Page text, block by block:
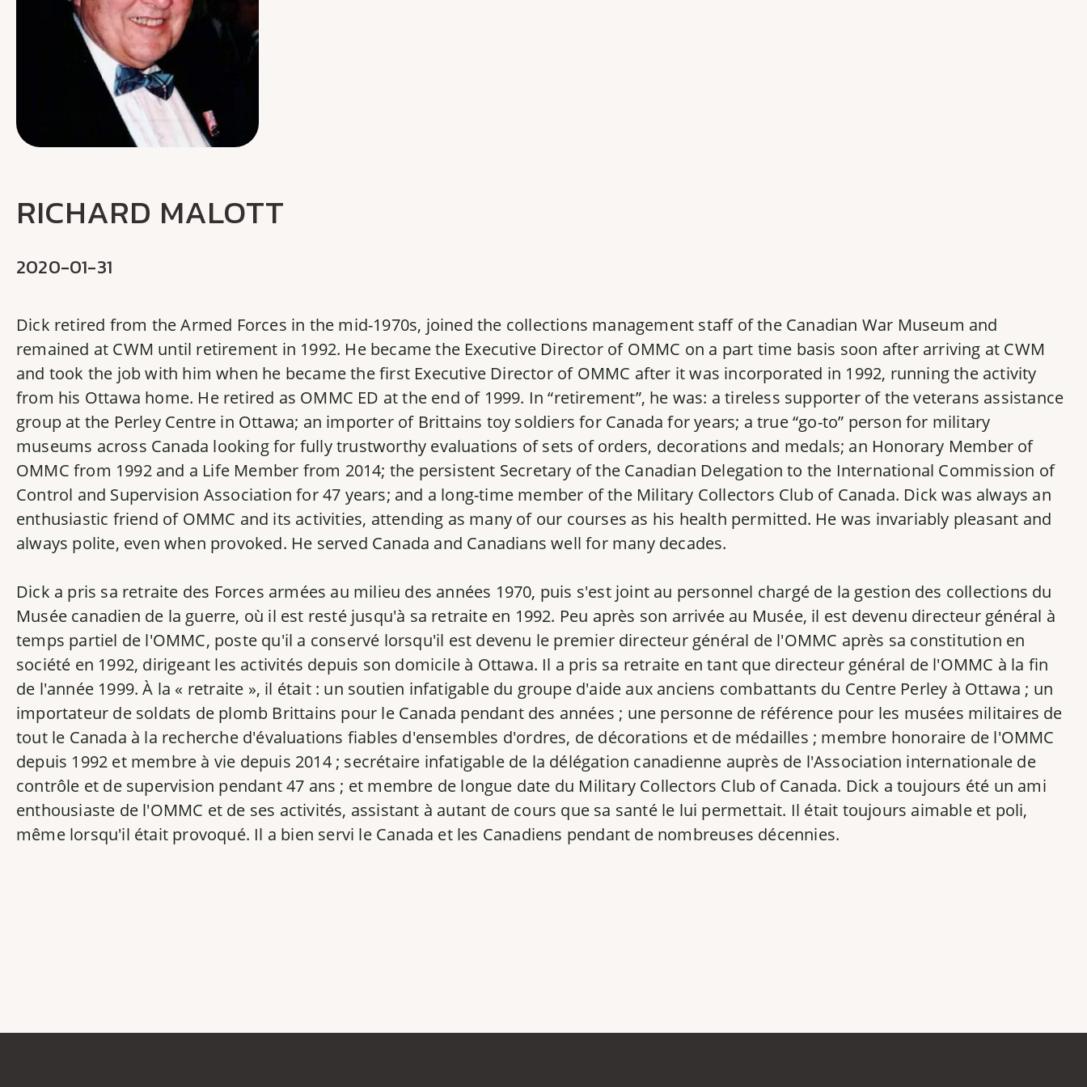
RICHARD MALOTT
2020-01-31
Dick retired from the Armed Forces in the mid-1970s, joined the collections management staff of the Canadian War Museum and
remained at CWM until retirement in 1992. He became the Executive Director of OMMC on a part time basis soon after arriving at CWM
and took the job with him when he became the first Executive Director of OMMC after it was incorporated in 1992, running the activity
from his Ottawa home. He retired as OMMC ED at the end of 1999. In “retirement”, he was: a tireless supporter of the veterans assistance
group at the Perley Centre in Ottawa; an importer of Brittains toy soldiers for Canada for years; a true “go-to” person for military
museums across Canada looking for fully trustworthy evaluations of sets of orders, decorations and medals; an Honorary Member of
OMMC from 1992 and a Life Member from 2014; the persistent Secretary of the Canadian Delegation to the International Commission of
Control and Supervision Association for 47 years; and a long-time member of the Military Collectors Club of Canada. Dick was always an
enthusiastic friend of OMMC and its activities, attending as many of our courses as his health permitted. He was invariably pleasant and
always polite, even when provoked. He served Canada and Canadians well for many decades.
Dick a pris sa retraite des Forces armées au milieu des années 1970, puis s'est joint au personnel chargé de la gestion des collections du
Musée canadien de la guerre, où il est resté jusqu'à sa retraite en 1992. Peu après son arrivée au Musée, il est devenu directeur général à
temps partiel de l'OMMC, poste qu'il a conservé lorsqu'il est devenu le premier directeur général de l'OMMC après sa constitution en
société en 1992, dirigeant les activités depuis son domicile à Ottawa. Il a pris sa retraite en tant que directeur général de l'OMMC à la fin
de l'année 1999. À la « retraite », il était : un soutien infatigable du groupe d'aide aux anciens combattants du Centre Perley à Ottawa ; un
importateur de soldats de plomb Brittains pour le Canada pendant des années ; une personne de référence pour les musées militaires de
tout le Canada à la recherche d'évaluations fiables d'ensembles d'ordres, de décorations et de médailles ; membre honoraire de l'OMMC
depuis 1992 et membre à vie depuis 2014 ; secrétaire infatigable de la délégation canadienne auprès de l'Association internationale de
contrôle et de supervision pendant 47 ans ; et membre de longue date du Military Collectors Club of Canada. Dick a toujours été un ami
enthousiaste de l'OMMC et de ses activités, assistant à autant de cours que sa santé le lui permettait. Il était toujours aimable et poli,
même lorsqu'il était provoqué. Il a bien servi le Canada et les Canadiens pendant de nombreuses décennies.